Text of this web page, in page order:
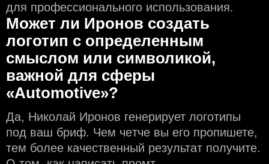
для профессионального использования.
Может ли Иронов создать
логотип с определeнным
смыслом или символикой,
важной для сферы
«Automotive»?
Да, Николай Иронов генерирует логотипы
под ваш бриф. Чем чeтче вы его пропишете,
тем более качественный результат получите.